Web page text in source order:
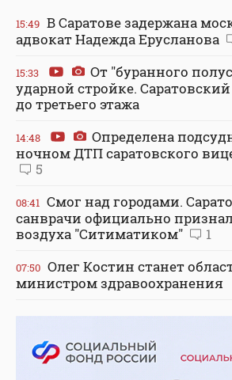
15:49 В Саратове задержана
адвокат Надежда Ерусланова
15:33
От "буранного
ударной стройке.
до третьего этажа
14:48
Определена
ночном ДТП саратовского
5
08:41 Смог над городами.
санврачи официально
воздуха "Ситиматиком"
1
07:50 Олег Костин станет
министром здравоохранения